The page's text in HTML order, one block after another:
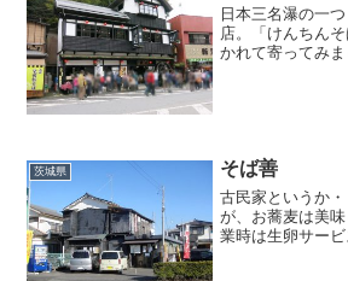
日本三名瀑の一
店。「けんちん
かれて寄ってみま
茨城県 そば善
古民家というか
が、お蕎麦は美
業時は生卵サービ